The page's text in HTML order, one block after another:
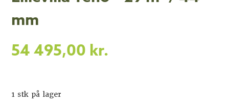
mm
54 495,00 kr.
1 stk på lager